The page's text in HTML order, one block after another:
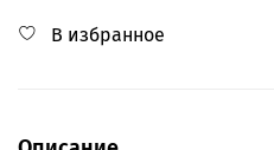
В избранное